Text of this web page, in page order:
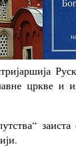
цркве и